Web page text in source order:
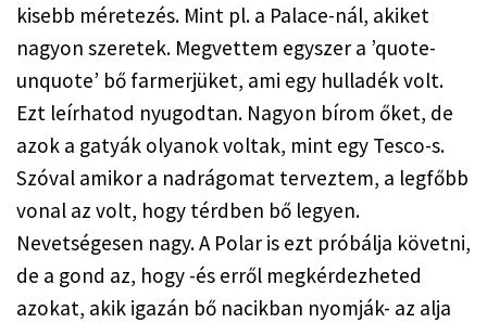
kisebb méretezés. Mint pl. a Palace-nál, akiket
nagyon szeretek. Megvettem egyszer a ’quote-
unquote’ bő farmerjüket, ami egy hulladék volt.
Ezt leírhatod nyugodtan. Nagyon bírom őket, de
azok a gatyák olyanok voltak, mint egy Tesco-s.
Szóval amikor a nadrágomat terveztem, a legfőbb
vonal az volt, hogy térdben bő legyen.
Nevetségesen nagy. A Polar is ezt próbálja követni,
de a gond az, hogy -és erről megkérdezheted
azokat, akik igazán bő nacikban nyomják- az alja